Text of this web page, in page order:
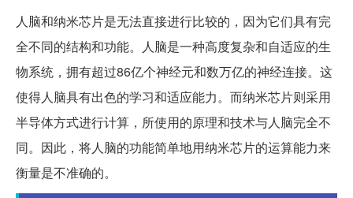
人脑和纳米芯片是无法直接进行比较的，因为它们具有完
全不同的结构和功能。人脑是一种高度复杂和自适应的生
物系统，拥有超过86亿个神经元和数万亿的神经连接。这
使得人脑具有出色的学习和适应能力。而纳米芯片则采用
半导体方式进行计算，所使用的原理和技术与人脑完全不
同。因此，将人脑的功能简单地用纳米芯片的运算能力来
衡量是不准确的。